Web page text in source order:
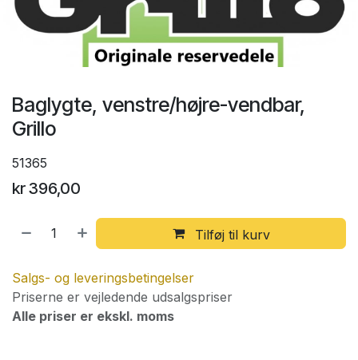
Baglygte, venstre/højre-vendbar,
Grillo
51365
kr396,00
Tilføj til kurv
Salgs- og leveringsbetingelser
Priserne er vejledende udsalgspriser
Alle priser er ekskl. moms